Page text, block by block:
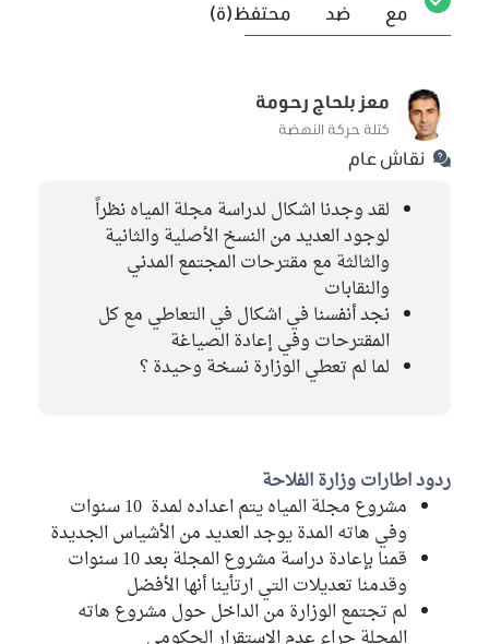
مع
ضد
محتفظ(ة)
معز بلحاج رحومة
كتلة حركة النهضة
نقاش عام
لقد وجدنا اشكال لدراسة مجلة المياه نظراً
لوجود العديد من النسخ الأصلية والثانية
والثالثة مع مقترحات المجتمع المدني
والنقابات
نجد أنفسنا في اشكال في التعاطي مع كل
المقترحات وفي إعادة الصياغة
لما لم تعطي الوزارة نسخة وحيدة ؟
ردود اطارات وزارة الفلاحة
مشروع مجلة المياه يتم اعداده لمدة 10 سنوات
وفي هاته المدة يوجد العديد من الأشياس الجديدة
قمنا بإعادة دراسة مشروع المجلة بعد 10 سنوات
وقدمنا تعديلات التي ارتأينا أنها الأفضل
لم تجتمع الوزارة من الداخل حول مشروع هاته